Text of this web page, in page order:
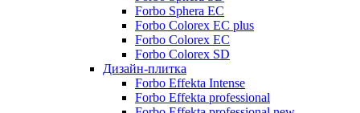
Forbo Sphera EC
Forbo Colorex EC plus
Forbo Colorex EC
Forbo Colorex SD
Дизайн-плитка
Forbo Effekta Intense
Forbo Effekta professional